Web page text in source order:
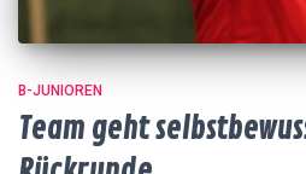
B-JUNIOREN
Team geht